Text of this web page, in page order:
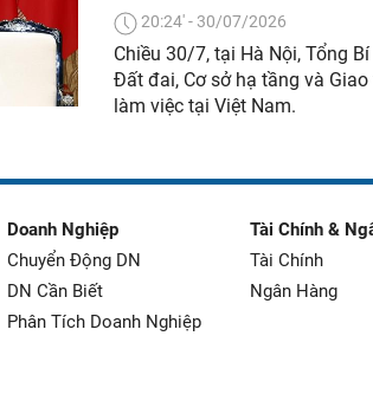
20:24' - 30/07/2026
Chiều 30/7, tại Hà Nội, Tổng
Đất đai, Cơ sở hạ tầng và
làm việc tại Việt Nam.
Doanh Nghiệp
Chuyển Động DN
DN Cần Biết
Phân Tích Doanh Nghiệp
Tài Chính &
Tài Chính
Ngân Hàng